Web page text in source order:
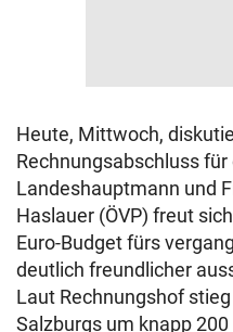
Heute, Mittwoch,
Rechnungsabschluss
Landeshauptmann und
Haslauer (ÖVP) freut
Euro-Budget fürs
deutlich freundlicher
Laut Rechnungshof
Salzburgs um knapp